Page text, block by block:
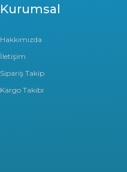
Kurumsal
Hakkımızda
İletişim
Sipariş Takip
Kargo Takibi